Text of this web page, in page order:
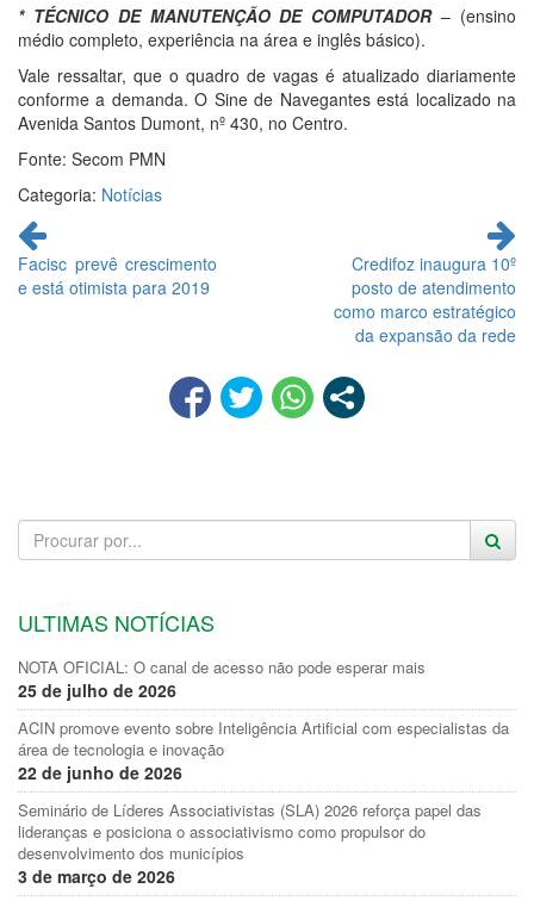
* TÉCNICO DE MANUTENÇÃO DE COMPUTADOR– (ensino
médio completo, experiência na área e inglês básico).
Vale ressaltar, que o quadro de vagas é atualizado diariamente
conforme a demanda. O Sine de Navegantes está localizado na
Avenida Santos Dumont, nº 430, no Centro.
Fonte: Secom PMN
Categoria: Notícias
Continue
lendo
Facisc prevê crescimento
e está otimista para 2019
Credifoz inaugura 10º
posto de atendimento
como marco estratégico
da expansão da rede
ULTIMAS NOTÍCIAS
NOTA OFICIAL: O canal de acesso não pode esperar mais
25 de julho de 2026
ACIN promove evento sobre Inteligência Artificial com especialistas da
área de tecnologia e inovação
22 de junho de 2026
Seminário de Líderes Associativistas (SLA) 2026 reforça papel das
lideranças e posiciona o associativismo como propulsor do
desenvolvimento dos municípios
3 de março de 2026